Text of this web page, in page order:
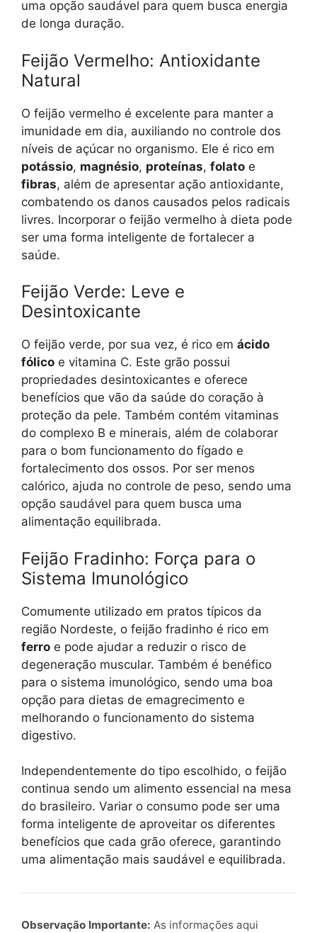
uma opção saudável para quem busca energia
de longa duração.
Feijão Vermelho: Antioxidante
Natural
O feijão vermelho é excelente para manter a
imunidade em dia, auxiliando no controle dos
níveis de açúcar no organismo. Ele é rico em
potássio, magnésio, proteínas, folato e
fibras, além de apresentar ação antioxidante,
combatendo os danos causados pelos radicais
livres. Incorporar o feijão vermelho à dieta pode
ser uma forma inteligente de fortalecer a
saúde.
Feijão Verde: Leve e
Desintoxicante
O feijão verde, por sua vez, é rico em ácido
fólico e vitamina C. Este grão possui
propriedades desintoxicantes e oferece
benefícios que vão da saúde do coração à
proteção da pele. Também contém vitaminas
do complexo B e minerais, além de colaborar
para o bom funcionamento do fígado e
fortalecimento dos ossos. Por ser menos
calórico, ajuda no controle de peso, sendo uma
opção saudável para quem busca uma
alimentação equilibrada.
Feijão Fradinho: Força para o
Sistema Imunológico
Comumente utilizado em pratos típicos da
região Nordeste, o feijão fradinho é rico em
ferro e pode ajudar a reduzir o risco de
degeneração muscular. Também é benéfico
para o sistema imunológico, sendo uma boa
opção para dietas de emagrecimento e
melhorando o funcionamento do sistema
digestivo.
Independentemente do tipo escolhido, o feijão
continua sendo um alimento essencial na mesa
do brasileiro. Variar o consumo pode ser uma
forma inteligente de aproveitar os diferentes
benefícios que cada grão oferece, garantindo
uma alimentação mais saudável e equilibrada.
Observação Importante: As informações aqui